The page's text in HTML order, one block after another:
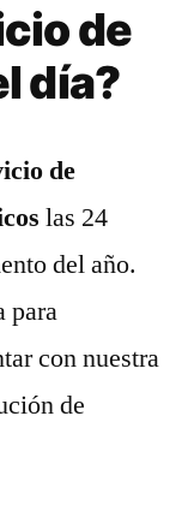
de
día?
de
las 24
del año.
para
con nuestra
de